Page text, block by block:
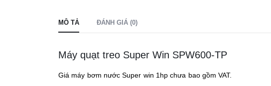
MÔ TẢ ĐÁNH GIÁ (0)
Máy quạt treo Super Win SPW600-TP
Giá máy bơm nước Super win 1hp chưa bao gồm VAT.